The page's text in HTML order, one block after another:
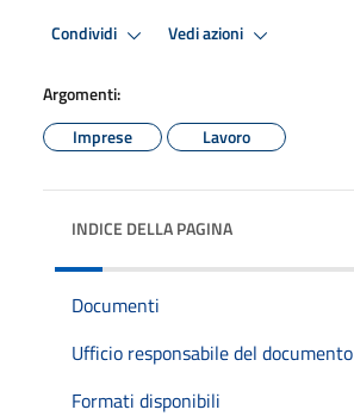
Condividi Vedi azioni
Argomenti:
Imprese
Lavoro
INDICE DELLA PAGINA
Documenti
Ufficio responsabile del documento
Formati disponibili